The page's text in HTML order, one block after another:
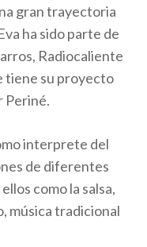
gran trayectoria
ha sido parte de
Radiocaliente
tiene su proyecto
Periné.
interprete del
de diferentes
como la salsa,
música tradicional